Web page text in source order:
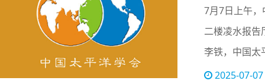
7月7日上午
二楼凌水报告
李铁，中国太
利，中国海外
2025-07-07